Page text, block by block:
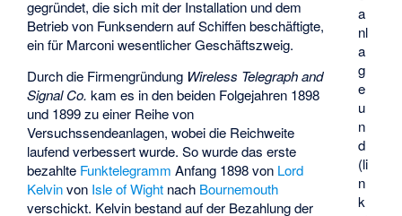
a
nl
a
g
e
u
n
d
(li
n
k
gegründet, die sich mit der Installation und dem
Betrieb von Funksendern auf Schiffen beschäftigte,
ein für Marconi wesentlicher Geschäftszweig.
Durch die Firmengründung Wireless Telegraph and
Signal Co. kam es in den beiden Folgejahren 1898
und 1899 zu einer Reihe von
Versuchssendeanlagen, wobei die Reichweite
laufend verbessert wurde. So wurde das erste
bezahlte Funktelegramm Anfang 1898 von Lord
Kelvinvon Isle of Wight nach Bournemouth
verschickt. Kelvin bestand auf der Bezahlung der